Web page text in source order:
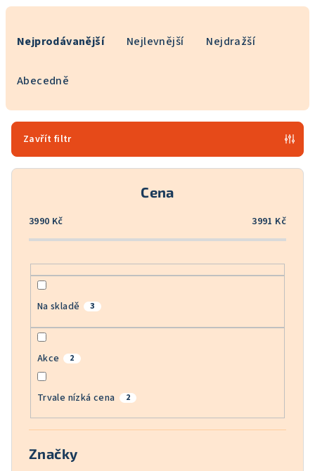
r
o
Nejprodávanější Nejlevnější Nejdražší
Abecedně
Zavřít filtr
Cena
3990 Kč 3991 Kč
Na skladě 3
Akce 2
Trvale nízká cena 2
Značky